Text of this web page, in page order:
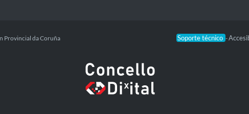
Soporte técnico -
Provincial da Coruña